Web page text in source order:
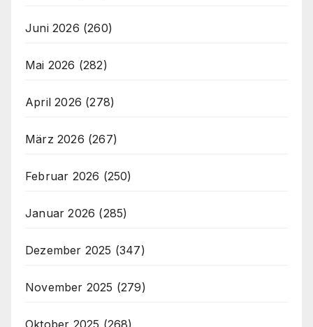
Juni 2026 (260)
Mai 2026 (282)
April 2026 (278)
März 2026 (267)
Februar 2026 (250)
Januar 2026 (285)
Dezember 2025 (347)
November 2025 (279)